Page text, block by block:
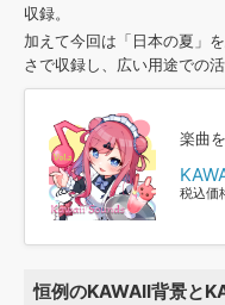
APS
SLS
収録。
加えて今回は「日本の夏」
さで収録し、広い用途での
楽曲
税込価
恒例のKAWAII背景と